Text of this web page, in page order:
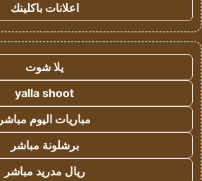
اعلانات باكلينك
يلا شوت
yalla shoot
مباريات اليوم مباشر
برشلونة مباشر
ريال مدريد مباشر